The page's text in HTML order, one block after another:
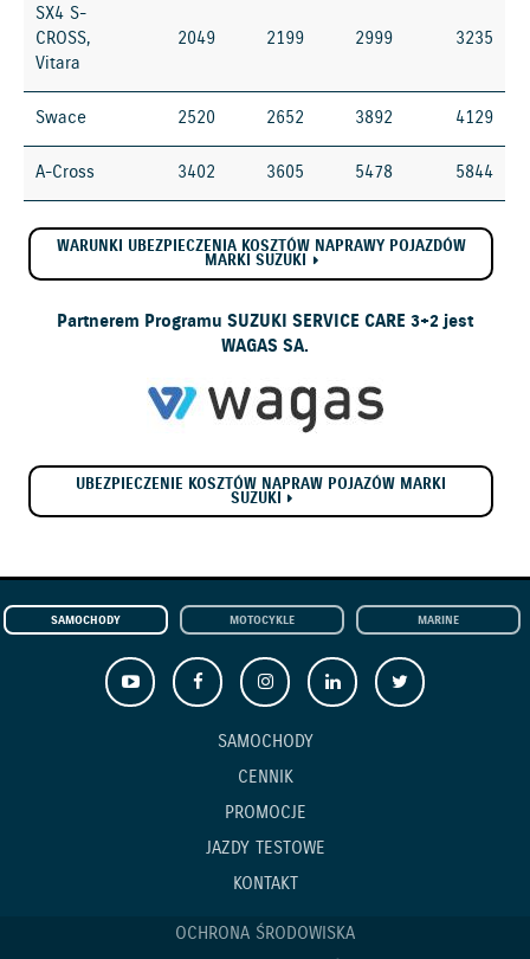
SX4 S-
CROSS,
Vitara
2049 2199 2999 3235
Swace 2520 2652 3892 4129
A-Cross 3402 3605 5478 5844
WARUNKI UBEZPIECZENIA KOSZTÓW NAPRAWY POJAZDÓW
MARKI SUZUKI
Partnerem Programu SUZUKI SERVICE CARE 3+2 jest
WAGAS SA.
UBEZPIECZENIE KOSZTÓW NAPRAW POJAZÓW MARKI
SUZUKI
SAMOCHODY MOTOCYKLE MARINE
SAMOCHODY
CENNIK
PROMOCJE
JAZDY TESTOWE
KONTAKT
OCHRONA ŚRODOWISKA